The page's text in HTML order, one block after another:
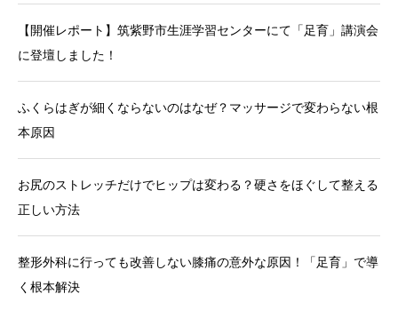
【開催レポート】筑紫野市生涯学習センターにて「足育」講演会
に登壇しました！
ふくらはぎが細くならないのはなぜ？マッサージで変わらない根
本原因
お尻のストレッチだけでヒップは変わる？硬さをほぐして整える
正しい方法
整形外科に行っても改善しない膝痛の意外な原因！「足育」で導
く根本解決